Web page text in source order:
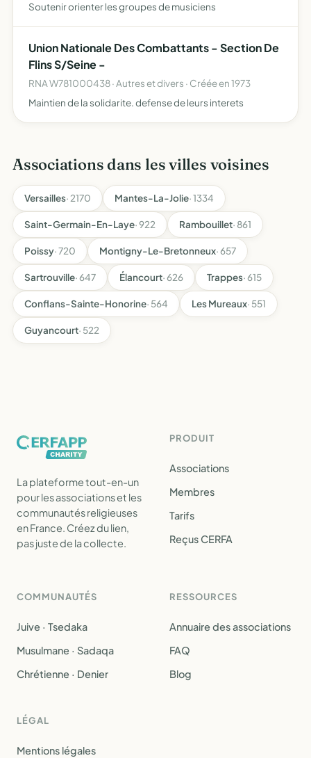
Soutenir orienter les groupes de musiciens
Union Nationale Des Combattants - Section De
Flins S/Seine -
RNA W781000438 · Autres et divers · Créée en 1973
Maintien de la solidarite. defense de leurs interets
Associations dans les villes voisines
Versailles· 2170 Mantes-La-Jolie· 1334
Saint-Germain-En-Laye· 922 Rambouillet· 861
Poissy· 720 Montigny-Le-Bretonneux· 657
Sartrouville· 647 Élancourt· 626 Trappes· 615
Conflans-Sainte-Honorine· 564 Les Mureaux· 551
Guyancourt· 522
La plateforme tout-en-un
pour les associations et les
communautés religieuses
en France. Créez du lien,
pas juste de la collecte.
PRODUIT
Associations
Membres
Tarifs
Reçus CERFA
COMMUNAUTÉS
Juive · Tsedaka
Musulmane · Sadaqa
Chrétienne · Denier
RESSOURCES
Annuaire des associations
FAQ
Blog
LÉGAL
Mentions légales